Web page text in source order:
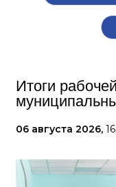
Итоги
06 августа 2026,